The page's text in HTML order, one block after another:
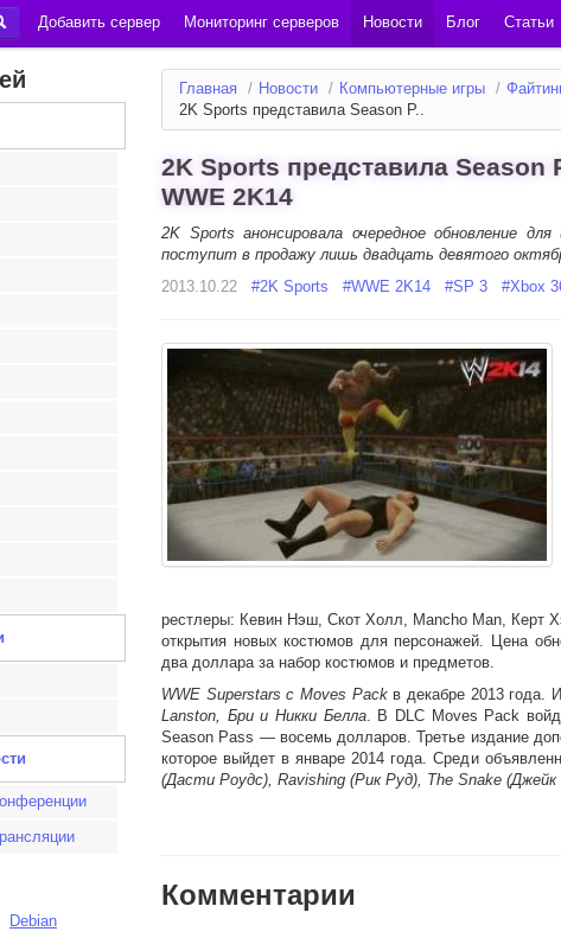
Добавить сервер Мониторинг серверов Новости Блог Статьи
Debian
Главная / Новости / Компьютерные игры /
2K Sports представила Season P..
2K Sports представила Season
WWE 2K14
2K Sports анонсировала очередное обновление
поступит в продажу лишь двадцать девятого
2013.10.22
#2K Sports #WWE 2K14 #SP 3 #Xbox
рестлеры: Кевин Нэш, Скот Холл, Mancho Man, Керт
открытия новых костюмов для персонажей. Цена
два доллара за набор костюмов и предметов.
WWE Superstars с Moves Packв декабре 2013 года.
Lanston, Бри и Никки Белла. В DLC Moves Pack
Season Pass — восемь долларов. Третье издание
которое выйдет в январе 2014 года. Среди
(Дасти Роудс), Ravishing (Рик Руд), The Snake
Комментарии